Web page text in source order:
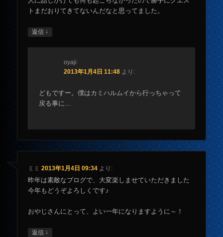
トまだおりてきてないんだなと思ってました。
返信 ↓
oyaji
2013年1月4日 11:48 より:
どもですー。僕はカミハルムイから行っちゃって
戻る事に…
ミミ 2013年1月4日 09:34 より:
昨年は素敵なブログで、大変楽しませていただきました
今年もどうぞよろしくです♪
おやじさんにとって、よい一年になりますように～！
返信 ↓